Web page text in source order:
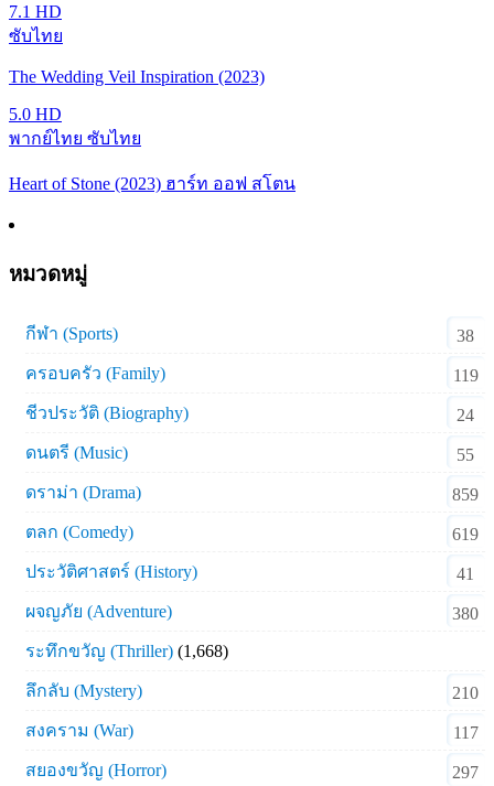
7.1 HD
ซับไทย
The Wedding Veil Inspiration (2023)
5.0 HD
พากย์ไทย ซับไทย
Heart of Stone (2023) ฮาร์ท ออฟ สโตน
หมวดหมู่
กีฬา (Sports)
38
ครอบครัว (Family)
119
ชีวประวัติ (Biography)
24
ดนตรี (Music)
55
ดราม่า (Drama)
859
ตลก (Comedy)
619
ประวัติศาสตร์ (History)
41
ผจญภัย (Adventure)
380
ระทึกขวัญ (Thriller) (1,668)
ลึกลับ (Mystery)
210
สงคราม (War)
117
สยองขวัญ (Horror)
297